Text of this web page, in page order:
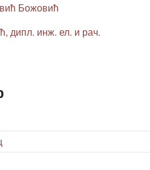
Божовић
дипл. инж. ел. и рач.